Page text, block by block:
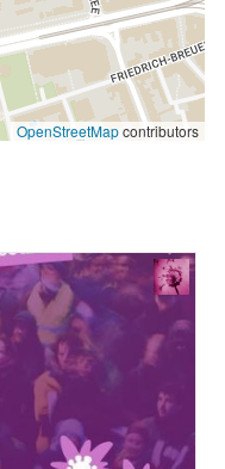
OpenStreetMapcontributors